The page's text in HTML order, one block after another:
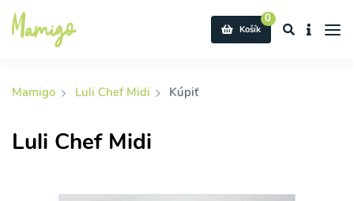
0
Košík
Mamigo Luli Chef Midi Kúpiť
Luli Chef Midi